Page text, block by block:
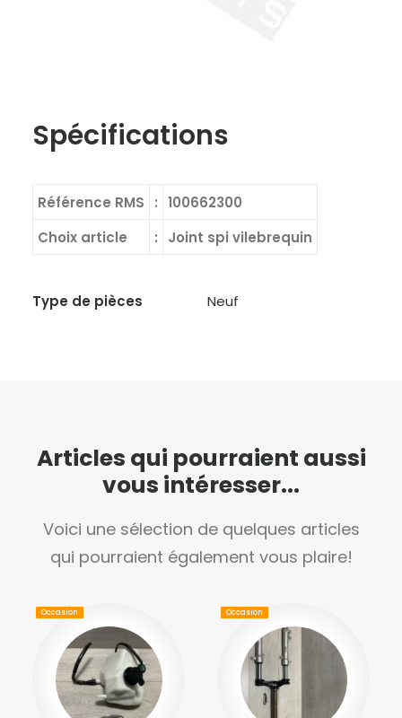
Spécifications
Référence RMS : 100662300
Choix article
: Joint spi vilebrequin
Type de pièces Neuf
Articles qui pourraient aussi
vous intéresser...
Voici une sélection de quelques articles
qui pourraient également vous plaire!
Occasion Occasion